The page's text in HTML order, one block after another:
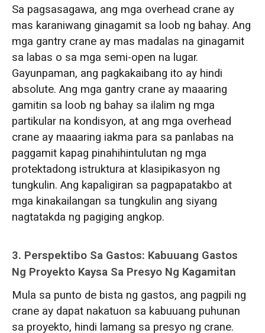
Sa pagsasagawa, ang mga overhead crane ay
mas karaniwang ginagamit sa loob ng bahay. Ang
mga gantry crane ay mas madalas na ginagamit
sa labas o sa mga semi-open na lugar.
Gayunpaman, ang pagkakaibang ito ay hindi
absolute. Ang mga gantry crane ay maaaring
gamitin sa loob ng bahay sa ilalim ng mga
partikular na kondisyon, at ang mga overhead
crane ay maaaring iakma para sa panlabas na
paggamit kapag pinahihintulutan ng mga
protektadong istruktura at klasipikasyon ng
tungkulin. Ang kapaligiran sa pagpapatakbo at
mga kinakailangan sa tungkulin ang siyang
nagtatakda ng pagiging angkop.
3. Perspektibo Sa Gastos: Kabuuang Gastos
Ng Proyekto Kaysa Sa Presyo Ng Kagamitan
Mula sa punto de bista ng gastos, ang pagpili ng
crane ay dapat nakatuon sa kabuuang puhunan
sa proyekto, hindi lamang sa presyo ng crane.